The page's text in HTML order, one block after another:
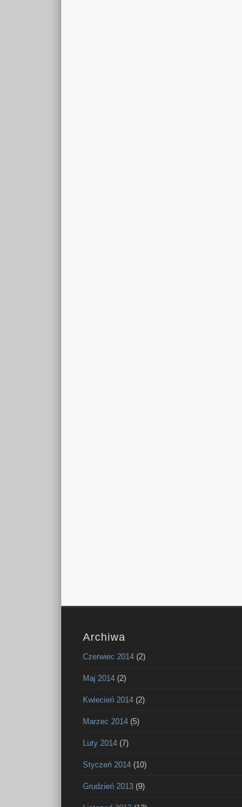
Archiwa
Czerwiec 2014 (2)
Maj 2014 (2)
Kwiecień 2014 (2)
Marzec 2014 (5)
Luty 2014 (7)
Styczeń 2014 (10)
Grudzień 2013 (9)